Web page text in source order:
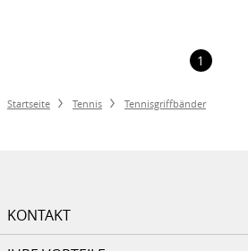
1
Startseite Tennis Tennisgriffbänder
KONTAKT